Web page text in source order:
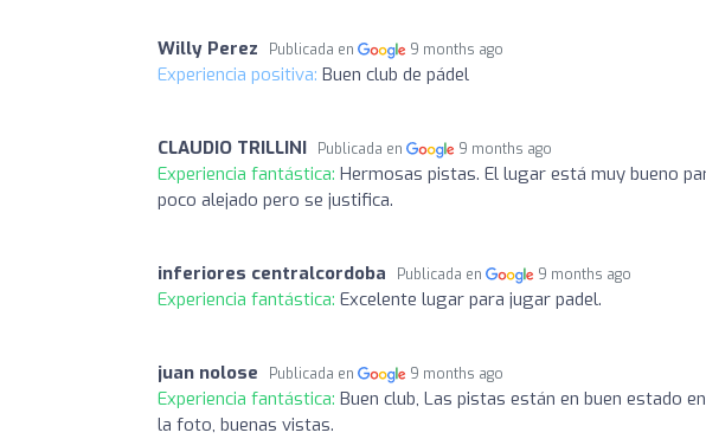
Willy Perez Publicada en 9 months ago
Experiencia positiva: Buen club de pádel
CLAUDIO TRILLINI Publicada en 9 months ago
Experiencia fantástica: Hermosas pistas. El lugar está muy bueno
poco alejado pero se justifica.
inferiores centralcordoba Publicada en 9 months ago
Experiencia fantástica: Excelente lugar para jugar padel.
juan nolose Publicada en 9 months ago
Experiencia fantástica: Buen club, Las pistas están en buen estado
la foto, buenas vistas.